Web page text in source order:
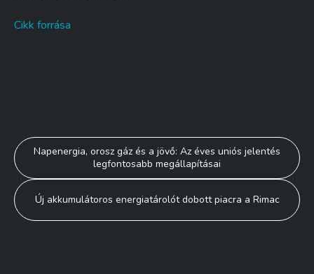
Cikk forrása
Bejegyzés
navigáció
Napenergia, orosz gáz és a jövő: Az éves uniós jelentés
legfontosabb megállapításai
Új akkumulátoros energiatárolót dobott piacra a Rimac